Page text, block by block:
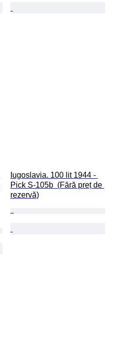
Iugoslavia. 100 lit 1944 -
Pick S-105b  (Fără preț de
rezervă)